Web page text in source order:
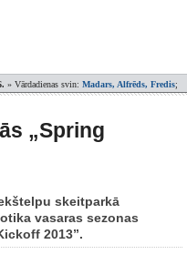
» Vārdadienas svin: Madars, Alfrēds, Fredis;
„Spring
skeitparkā
vasaras sezonas
2013”.